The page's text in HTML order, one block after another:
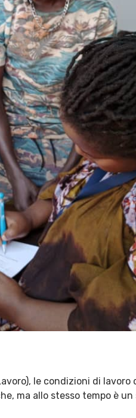
le condizioni di
ma allo stesso tempo è